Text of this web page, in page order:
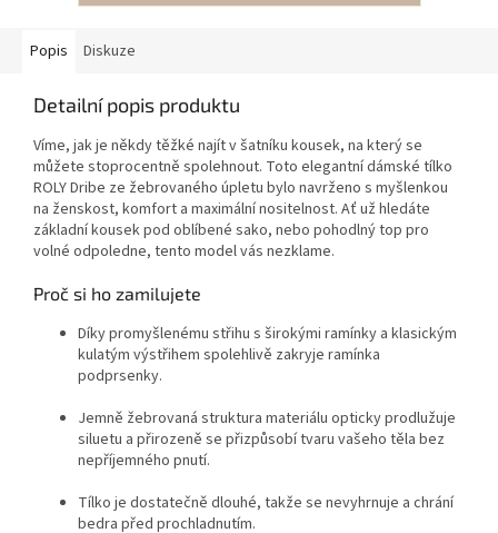
Popis Diskuze
Detailní popis produktu
Víme, jak je někdy těžké najít v šatníku kousek, na který se
můžete stoprocentně spolehnout. Toto elegantní dámské tílko
ROLY Dribe ze žebrovaného úpletu bylo navrženo s myšlenkou
na ženskost, komfort a maximální nositelnost. Ať už hledáte
základní kousek pod oblíbené sako, nebo pohodlný top pro
volné odpoledne, tento model vás nezklame.
Proč si ho zamilujete
Díky promyšlenému střihu s širokými ramínky a klasickým
kulatým výstřihem spolehlivě zakryje ramínka
podprsenky.
Jemně žebrovaná struktura materiálu opticky prodlužuje
siluetu a přirozeně se přizpůsobí tvaru vašeho těla bez
nepříjemného pnutí.
Tílko je dostatečně dlouhé, takže se nevyhrnuje a chrání
bedra před prochladnutím.